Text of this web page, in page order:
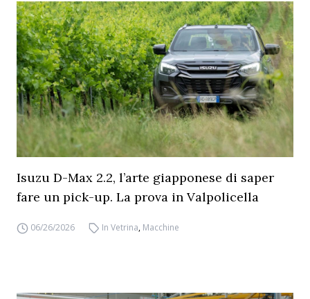
Isuzu D-Max 2.2, l’arte giapponese di saper
fare un pick-up. La prova in Valpolicella
06/26/2026 In Vetrina, Macchine